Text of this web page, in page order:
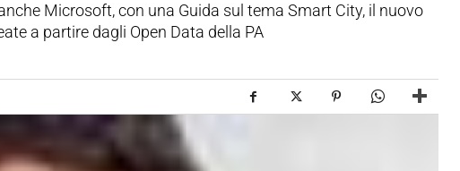
Microsoft, con una Guida sul tema Smart City, il nuovo
a partire dagli Open Data della PA